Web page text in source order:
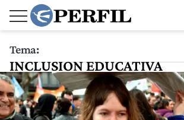
Tema:
INCLUSION EDUCATIVA